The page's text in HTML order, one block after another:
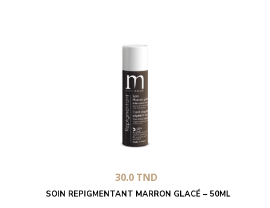
SOIN REPIGMENTANT MARRON GLACÉ – 50ML
30.0TND